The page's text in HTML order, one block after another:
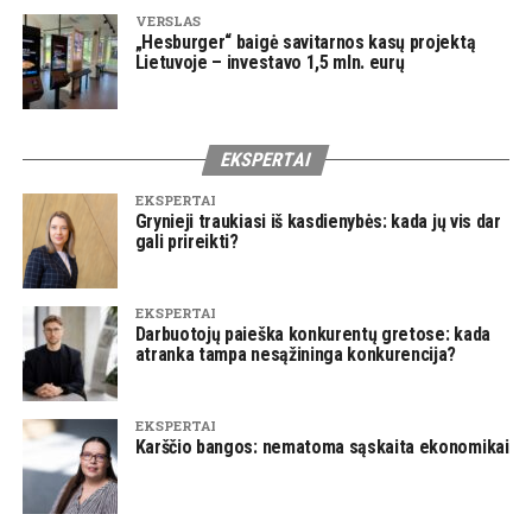
VERSLAS
„Hesburger“ baigė savitarnos kasų projektą
Lietuvoje – investavo 1,5 mln. eurų
EKSPERTAI
EKSPERTAI
Grynieji traukiasi iš kasdienybės: kada jų vis dar
gali prireikti?
EKSPERTAI
Darbuotojų paieška konkurentų gretose: kada
atranka tampa nesąžininga konkurencija?
EKSPERTAI
Karščio bangos: nematoma sąskaita ekonomikai